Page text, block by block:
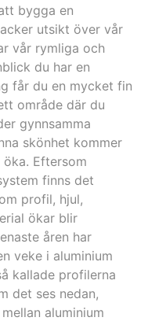
bygga en
utsikt över vår
vår rymliga och
du har en
får du en mycket fin
område där du
gynnsamma
skönhet kommer
Eftersom
finns det
profil, hjul,
ökar blir
åren har
veke i aluminium
kallade profilerna
det ses nedan,
aluminium